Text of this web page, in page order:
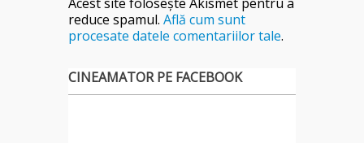
reduce spamul. Află cum sunt
procesate datele comentariilor tale.
CINEAMATOR PE FACEBOOK